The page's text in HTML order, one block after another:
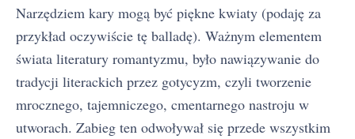
Narzędziem kary mogą być piękne kwiaty (podaję za
przykład oczywiście tę balladę). Ważnym elementem
świata literatury romantyzmu, było nawiązywanie do
tradycji literackich przez gotycyzm, czyli tworzenie
mrocznego, tajemniczego, cmentarnego nastroju w
utworach. Zabieg ten odwoływał się przede wszystkim